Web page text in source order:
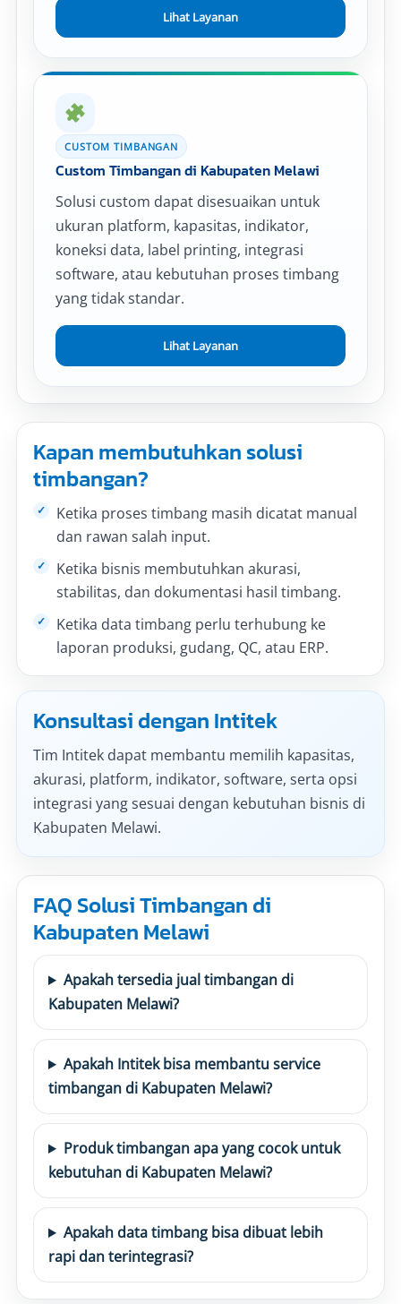
Lihat Layanan
CUSTOM TIMBANGAN
Custom Timbangan di Kabupaten Melawi
Solusi custom dapat disesuaikan untuk
ukuran platform, kapasitas, indikator,
koneksi data, label printing, integrasi
software, atau kebutuhan proses timbang
yang tidak standar.
Lihat Layanan
Kapan membutuhkan solusi
timbangan?
Ketika proses timbang masih dicatat manual
dan rawan salah input.
Ketika bisnis membutuhkan akurasi,
stabilitas, dan dokumentasi hasil timbang.
Ketika data timbang perlu terhubung ke
laporan produksi, gudang, QC, atau ERP.
Konsultasi dengan Intitek
Tim Intitek dapat membantu memilih kapasitas,
akurasi, platform, indikator, software, serta opsi
integrasi yang sesuai dengan kebutuhan bisnis di
Kabupaten Melawi.
FAQ Solusi Timbangan di
Kabupaten Melawi
Apakah tersedia jual timbangan di
Kabupaten Melawi?
Apakah Intitek bisa membantu service
timbangan di Kabupaten Melawi?
Produk timbangan apa yang cocok untuk
kebutuhan di Kabupaten Melawi?
Apakah data timbang bisa dibuat lebih
rapi dan terintegrasi?